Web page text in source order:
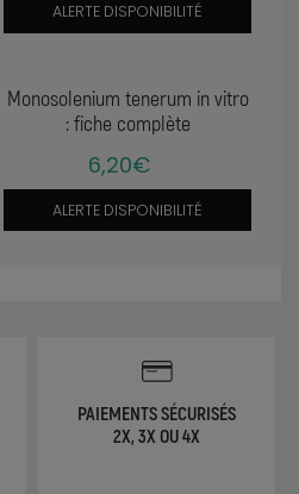
ALERTE DISPONIBILITÉ
Monosolenium tenerum in vitro
: fiche complète
6,20€
ALERTE DISPONIBILITÉ
PAIEMENTS SÉCURISÉS
2X, 3X OU 4X